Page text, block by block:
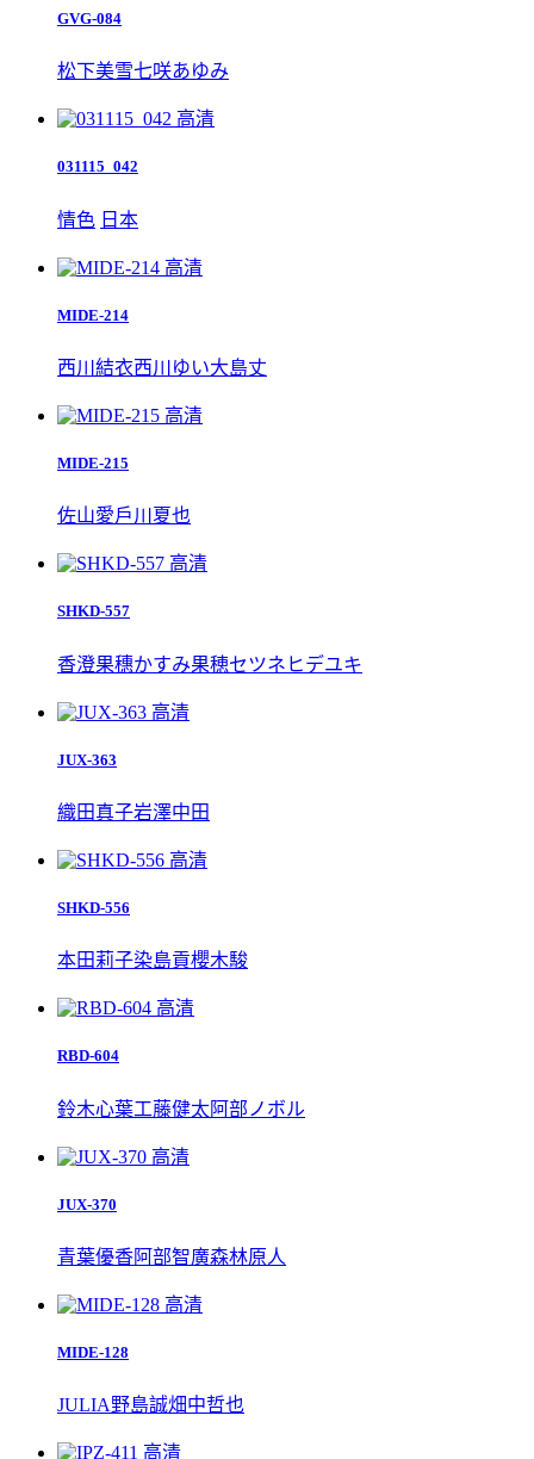
GVG-084
松下美雪七咲あゆみ
高清
031115_042
情色 日本
高清
MIDE-214
西川結衣西川ゆい大島丈
高清
MIDE-215
佐山愛戶川夏也
高清
SHKD-557
香澄果穗かすみ果穂セツネヒデユキ
高清
JUX-363
織田真子岩澤中田
高清
SHKD-556
本田莉子染島貢櫻木駿
高清
RBD-604
鈴木心葉工藤健太阿部ノボル
高清
JUX-370
青葉優香阿部智廣森林原人
高清
MIDE-128
JULIA野島誠畑中哲也
高清